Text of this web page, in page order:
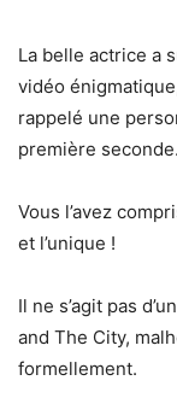
La belle actrice a
vidéo
rappelé une
première seconde.
Vous l’avez
et l’unique !
Il ne s’agit pas
and The City,
formellement.